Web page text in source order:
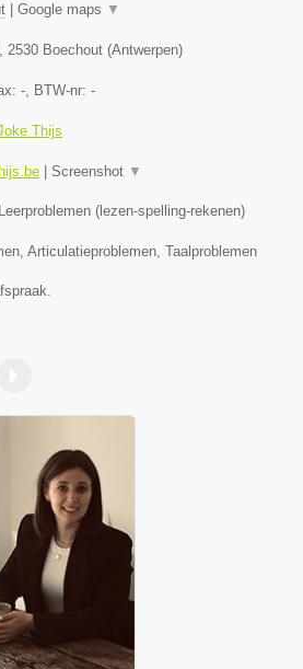
Google maps ▼
, 2530 Boechout (Antwerpen)
-, BTW-nr: -
Thijs
Screenshot ▼
(lezen-spelling-rekenen)
Articulatieproblemen, Taalproblemen